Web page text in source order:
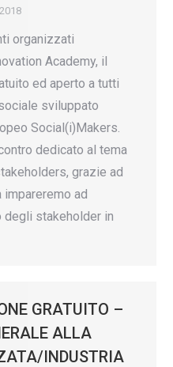
organizzati
Academy, il
ed aperto a tutti
sviluppato
Social(i)Makers.
dedicato al tema
grazie ad
ad
stakeholder in
GRATUITO –
ALLA
INDUSTRIA